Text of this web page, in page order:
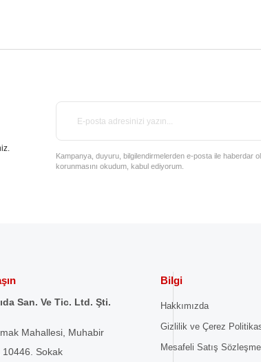
Kampanya, duyuru, bilgilendirmelerden e-posta ile haberdar
korunmasını okudum, kabul ediyorum.
San. Ve Tic. Ltd. Şti.
Mahallesi, Muhabir
10446. Sokak
Bilgi
Hakkımızda
Gizlilik ve Çerez
Mesafeli Satış